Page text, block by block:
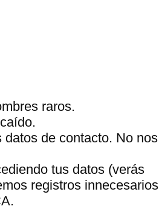
raros.
de contacto. No nos
tus datos (verás
registros innecesarios